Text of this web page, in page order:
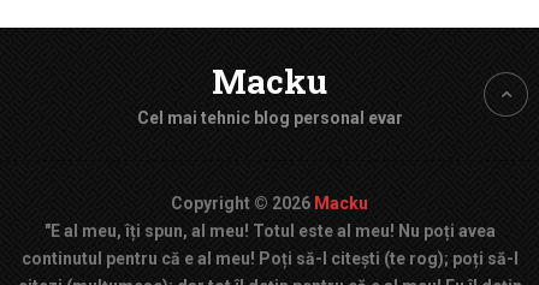
Macku
Cel mai tehnic blog personal evar
Copyright © 2026 Macku
"E al meu, îți spun, al meu! Totul este al meu! Nu poți avea
continutul pentru că e al meu! Poți să-l citești (te rog); poți să-l